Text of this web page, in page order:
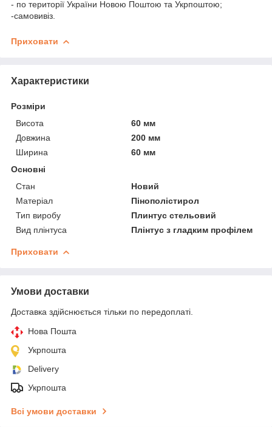
- по території України Новою Поштою та Укрпоштою;
-самовивіз.
Приховати
Характеристики
Розміри
Висота
60 мм
Довжина
200 мм
Ширина
60 мм
Основні
Стан
Новий
Матеріал
Пінополістирол
Тип виробу
Плинтус стельовий
Вид плінтуса
Плінтус з гладким профілем
Приховати
Умови доставки
Доставка здійснюється тільки по передоплаті.
Нова Пошта
Укрпошта
Delivery
Укрпошта
Всі умови доставки